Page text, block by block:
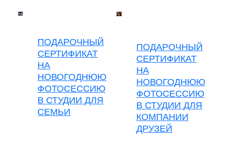
ПОДАРОЧНЫЙ
СЕРТИФИКАТ
НА
НОВОГОДНЮЮ
ФОТОСЕССИЮ
В СТУДИИ ДЛЯ
СЕМЬИ
ПОДАРОЧНЫЙ
СЕРТИФИКАТ
НА
НОВОГОДНЮЮ
ФОТОСЕССИЮ
В СТУДИИ ДЛЯ
КОМПАНИИ
ДРУЗЕЙ